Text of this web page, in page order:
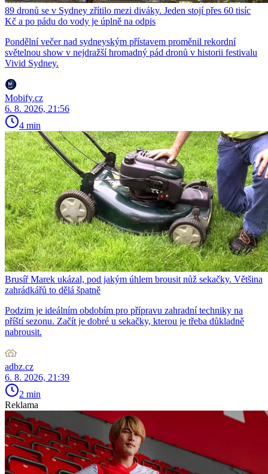
89 dronů se v Sydney zřítilo mezi diváky. Jeden stojí přes 60 tisíc
Kč a po pádu do vody je úplně na odpis
Pondělní večer nad sydneyským přístavem proměnil rekordní
světelnou show v nejdražší hromadný pád dronů v historii festivalu
Vivid Sydney.
Mobify.cz
6. 8. 2026, 21:56
4 min
Brusíř Marek ukázal, pod jakým úhlem brousit nůž sekačky. Většina
zahrádkářů to dělá špatně
Podzim je ideálním obdobím pro přípravu zahradní techniky na
příští sezonu. Začít je dobré u sekačky, kterou je třeba důkladně
nabrousit.
adbz.cz
6. 8. 2026, 21:39
2 min
Reklama